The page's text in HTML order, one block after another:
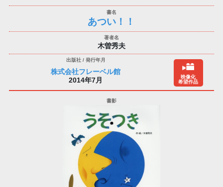
あつい！！
木曽秀夫
株式会社フレーベル館
2014年7月
映像化
希望作品